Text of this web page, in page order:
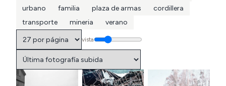
urbano
familia plaza de armas
cordillera
transporte
mineria verano
vista